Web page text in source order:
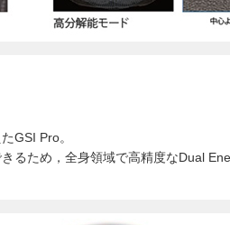
GSI Pro。
るため，全身領域で高精度なDual